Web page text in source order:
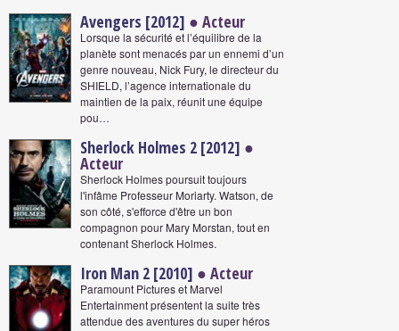
Avengers [2012] ● Acteur
Lorsque la sécurité et l’équilibre de la
planète sont menacés par un ennemi d’un
genre nouveau, Nick Fury, le directeur du
SHIELD, l’agence internationale du
maintien de la paix, réunit une équipe
pou…
Sherlock Holmes 2 [2012] ●
Acteur
Sherlock Holmes poursuit toujours
l'infâme Professeur Moriarty. Watson, de
son côté, s'efforce d'être un bon
compagnon pour Mary Morstan, tout en
contenant Sherlock Holmes.
Iron Man 2 [2010] ● Acteur
Paramount Pictures et Marvel
Entertainment présentent la suite très
attendue des aventures du super héros